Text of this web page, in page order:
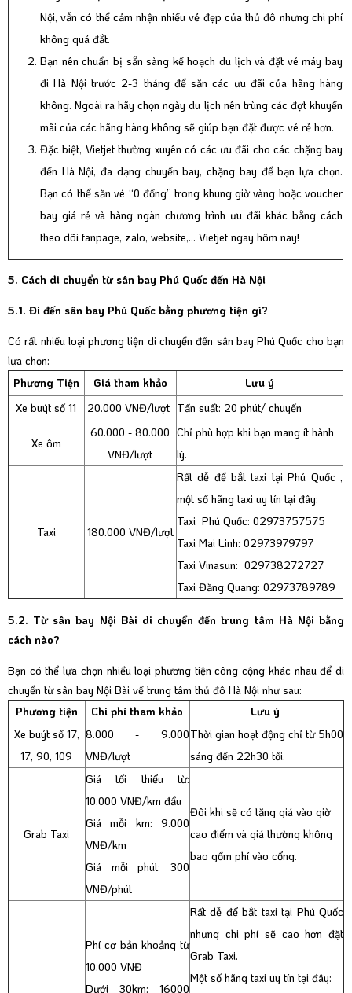
Nội, vẫn có thể cảm nhận nhiều vẻ đẹp của thủ đô nhưng chi phí
không quá đắt.
Bạn nên chuẩn bị sẵn sàng kế hoạch du lịch và đặt vé máy bay
đi Hà Nội trước 2-3 tháng để săn các ưu đãi của hãng hàng
không. Ngoài ra hãy chọn ngày du lịch nên trùng các đợt khuyến
mãi của các hãng hàng không sẽ giúp bạn đặt được vé rẻ hơn.
Đặc biệt, Vietjet thường xuyên có các ưu đãi cho các chặng bay
đến Hà Nội, đa dạng chuyến bay, chặng bay để bạn lựa chọn.
Bạn có thể săn vé “0 đồng” trong khung giờ vàng hoặc voucher
bay giá rẻ và hàng ngàn chương trình ưu đãi khác bằng cách
theo dõi fanpage, zalo, website,... Vietjet ngay hôm nay!
5. Cách di chuyển từ sân bay Phú Quốc đến Hà Nội
5.1. Đi đến sân bay Phú Quốc bằng phương tiện gì?
Có rất nhiều loại phương tiện di chuyển đến sân bay Phú Quốc cho bạn
lựa chọn:
Phương Tiện
Giá tham khảo
Lưu ý
Xe buýt số 11
20.000 VNĐ/lượt Tần suất: 20 phút/ chuyến
Xe ôm
60.000 - 80.000
VNĐ/lượt
Chỉ phù hợp khi bạn mang ít hành
lý.
Taxi 180.000 VNĐ/lượt
Rất dễ để bắt taxi tại Phú Quốc ,
một số hãng taxi uy tín tại đây:
Taxi Phú Quốc: 02973757575
Taxi Mai Linh: 02973979797
Taxi Vinasun: 029738272727
Taxi Đăng Quang: 02973789789
5.2. Từ sân bay Nội Bài di chuyển đến trung tâm Hà Nội bằng
cách nào?
Bạn có thể lựa chọn nhiều loại phương tiện công cộng khác nhau để di
chuyển từ sân bay Nội Bài về trung tâm thủ đô Hà Nội như sau:
Phương tiện
Chi phí tham khảo
Lưu ý
Xe buýt số 17,
17, 90, 109
8.000 - 9.000
VNĐ/lượt
Thời gian hoạt động chỉ từ 5h00
sáng đến 22h30 tối.
Grab Taxi
Giá tối thiểu từ:
10.000 VNĐ/km đầu
Giá mỗi km: 9.000
VNĐ/km
Giá mỗi phút: 300
VNĐ/phút
Đôi khi sẽ có tăng giá vào giờ
cao điểm và giá thường không
bao gồm phí vào cổng.
Phí cơ bản khoảng từ
10.000 VNĐ
Dưới 30km: 16000
Rất dễ để bắt taxi tại Phú Quốc
nhưng chi phí sẽ cao hơn đặt
Grab Taxi.
Một số hãng taxi uy tín tại đây: